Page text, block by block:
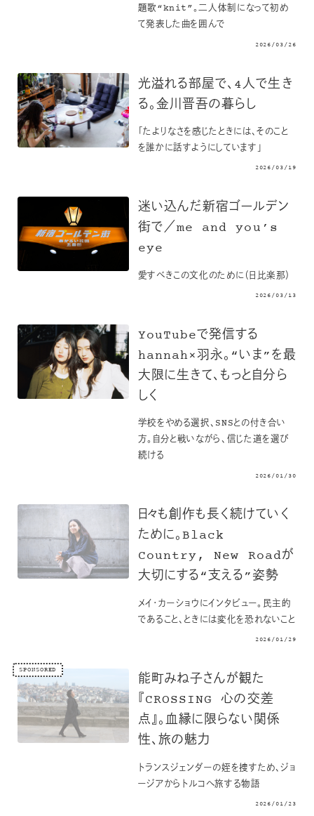
題歌“knit”。二人体制になって初め
て発表した曲を囲んで
2026/03/26
光溢れる部屋で、4人で生き
る。金川晋吾の暮らし
「たよりなさを感じたときには、そのこと
を誰かに話すようにしています」
2026/03/19
迷い込んだ新宿ゴールデン
街で／me and you’s
eye
愛すべきこの文化のために（日比楽那）
2026/03/13
YouTubeで発信する
hannah×羽永。“いま”を最
大限に生きて、もっと自分ら
しく
学校をやめる選択、SNSとの付き合い
方。自分と戦いながら、信じた道を選び
続ける
2026/01/30
日々も創作も長く続けていく
ために。Black
Country, New Roadが
大切にする“支える”姿勢
メイ・カーショウにインタビュー。民主的
であること、ときには変化を恐れないこと
2026/01/29
SPONSORED
能町みね子さんが観た
『CROSSING 心の交差
点』。血縁に限らない関係
性、旅の魅力
トランスジェンダーの姪を捜すため、ジョ
ージアからトルコへ旅する物語
2026/01/23